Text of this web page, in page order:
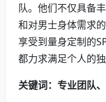
队。他们不仅具备
和对男士身体需求
享受到量身定制的
都力求满足个人的独
关键词：专业团队